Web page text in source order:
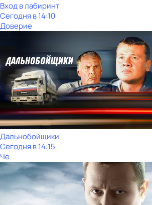
Вход в лабиринт
Сегодня в 14:10
Доверие
Дальнобойщики
Сегодня в 14:15
Че